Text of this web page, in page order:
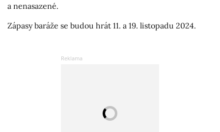
a nenasazené.
Zápasy baráže se budou hrát 11. a 19. listopadu 2024.